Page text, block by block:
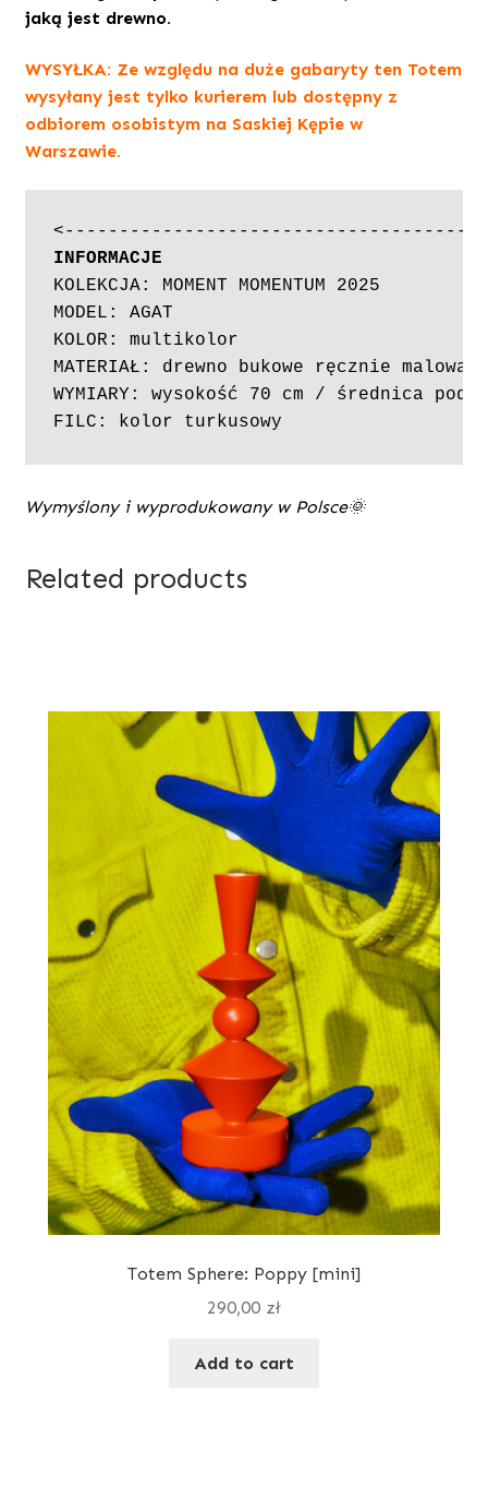
jaką jest drewno.
WYSYŁKA: Ze względu na duże gabaryty ten Totem
wysyłany jest tylko kurierem lub dostępny z
odbiorem osobistym na Saskiej Kępie w
Warszawie.
INFORMACJE
MODEL: AGAT
KOLOR: multikolor
MATERIAŁ: drewno bukowe ręcznie
WYMIARY: wysokość 70 cm / średnica
FILC: kolor turkusowy
Wymyślony i wyprodukowany w Polsce🌞
Related products
Totem Sphere: Poppy [mini]
290,00 zł
Add to cart